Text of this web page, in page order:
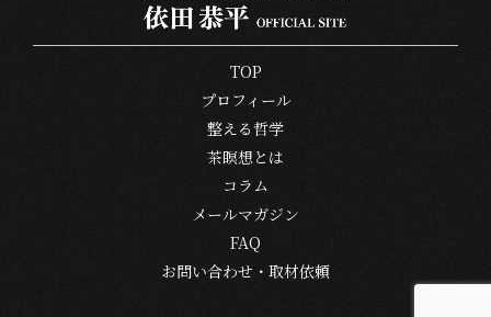
TOP
プロフィール
整える哲学
茶瞑想とは
コラム
メールマガジン
FAQ
お問い合わせ・取材依頼